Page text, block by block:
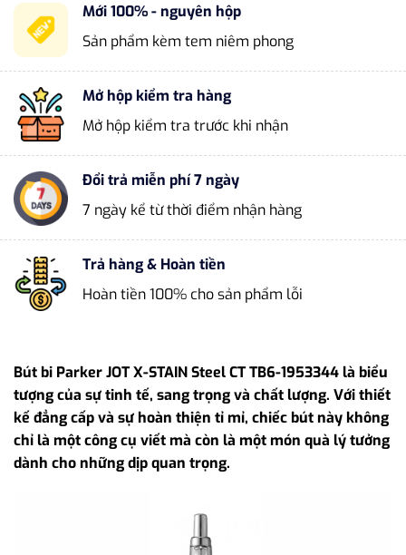
Mới 100% - nguyên hộp
Sản phẩm kèm tem niêm phong
Mở hộp kiểm tra hàng
Mở hộp kiểm tra trước khi nhận
Đổi trả miễn phí 7 ngày
7 ngày kể từ thời điểm nhận hàng
Trả hàng & Hoàn tiền
Hoàn tiền 100% cho sản phẩm lỗi
Bút bi Parker JOT X-STAIN Steel CT TB6-1953344 là biểu
tượng của sự tinh tế, sang trọng và chất lượng. Với thiết
kế đẳng cấp và sự hoàn thiện tỉ mỉ, chiếc bút này không
chỉ là một công cụ viết mà còn là một món quà lý tưởng
dành cho những dịp quan trọng.